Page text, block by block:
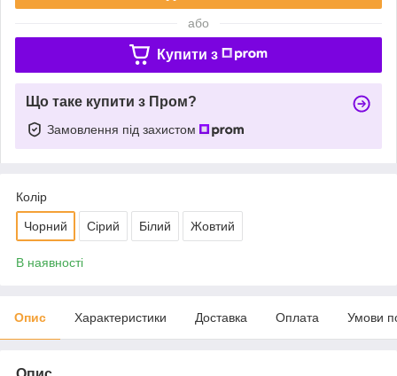
або
Купити з
Що таке купити з Пром?
Замовлення під захистом
Колір
Чорний Сірий Білий Жовтий
В наявності
Опис Характеристики Доставка Оплата Умови